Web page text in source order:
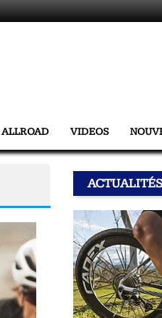
ALLROAD VIDEOS
ACTUALITÉS